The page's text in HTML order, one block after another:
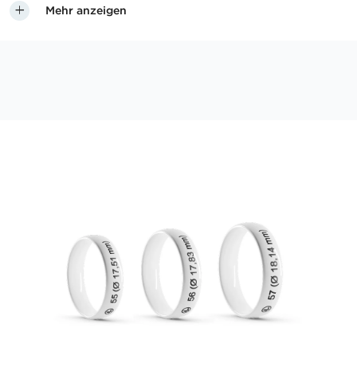
Mehr anzeigen